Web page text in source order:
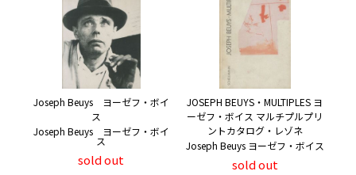
Joseph Beuys ヨーゼフ・ボイ
ス
Joseph Beuys ヨーゼフ・ボイ
ス
sold out
JOSEPH BEUYS・MULTIPLES ヨ
ーゼフ・ボイス マルチプルプリ
ントカタログ・レゾネ
Joseph Beuys ヨーゼフ・ボイス
sold out